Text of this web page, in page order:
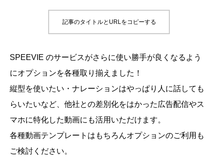
記事のタイトルとURLをコピーする
SPEEVIE のサービスがさらに使い勝手が良くなるよう
にオプションを各種取り揃えました！
縦型を使いたい・ナレーションはやっぱり人に話しても
らいたいなど、他社との差別化をはかった広告配信やス
マホに特化した動画にも活用いただけます。
各種動画テンプレートはもちろんオプションのご利用も
ご検討ください。